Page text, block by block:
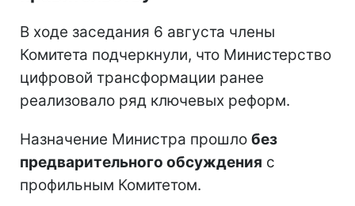
В ходе заседания 6 августа члены
Комитета подчеркнули, что Министерство
цифровой трансформации ранее
реализовало ряд ключевых реформ.
Назначение Министра прошло без
предварительного обсуждения с
профильным Комитетом.